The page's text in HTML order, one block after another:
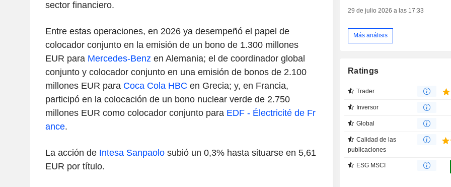
sector financiero.
Entre estas operaciones, en 2026 ya desempeñó el papel de
colocador conjunto en la emisión de un bono de 1.300 millones
EUR para Mercedes-Benzen Alemania; el de coordinador global
conjunto y colocador conjunto en una emisión de bonos de 2.100
millones EUR para Coca Cola HBC en Grecia; y, en Francia,
participó en la colocación de un bono nuclear verde de 2.750
millones EUR como colocador conjunto para EDF - Électricité de Fr
ance.
La acción de Intesa Sanpaolosubió un 0,3% hasta situarse en 5,61
EUR por título.
29 de julio 2026 a las 17:33
Más análisis
Ratings
Trader
Inversor
Global
Calidad de las
publicaciones
ESG MSCI